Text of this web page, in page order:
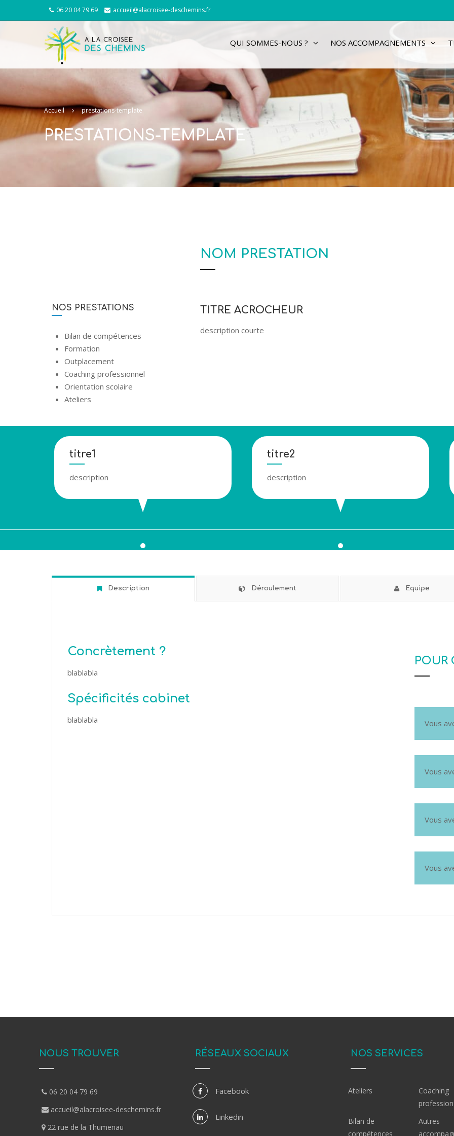
06 20 04 79 69 accueil@alacroisee-deschemins.fr
QUI SOMMES-NOUS ? NOS ACCOMPAGNEMENTS
Accueil prestations-template
PRESTATIONS-TEMPLATE
NOS PRESTATIONS
Bilan de compétences
Formation
Outplacement
Coaching professionnel
Orientation scolaire
Ateliers
NOM PRESTATION
TITRE ACROCHEUR
description courte
titre1
description
titre2
description
Description Déroulement Equipe
Concrètement ?
blablabla
Spécificités cabinet
blablabla
POUR
Vous
Vous
Vous
Vous
NOUS TROUVER
06 20 04 79 69
accueil@alacroisee-deschemins.fr
22 rue de la Thumenau
RÉSEAUX SOCIAUX
Facebook
Linkedin
NOS SERVICES
Ateliers
Coaching
Bilan de
compétences
Autres